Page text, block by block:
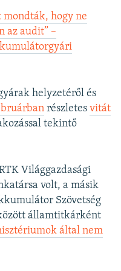
mondták, hogy ne
az audit” –
helyzetéről és
részletes vitát
tekintő
Világgazdasági
volt, a másik
Szövetség
államtitkárként
által nem